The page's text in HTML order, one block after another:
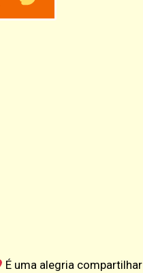
É uma alegria compartilhar